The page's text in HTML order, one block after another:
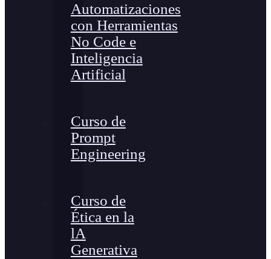
Automatizaciones
con Herramientas
No Code e
Inteligencia
Artificial
Curso de
Prompt
Engineering
Curso de
Ética en la
lA
Generativa